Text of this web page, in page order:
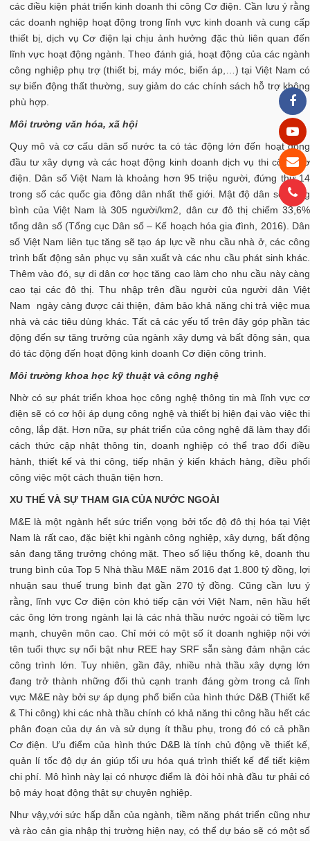
các điều kiện phát triển kinh doanh thi công Cơ điện. Cần lưu ý rằng
các doanh nghiệp hoạt động trong lĩnh vực kinh doanh và cung cấp
thiết bị, dịch vụ Cơ điện lại chịu ảnh hưởng đặc thù liên quan đến
lĩnh vực hoạt động ngành. Theo đánh giá, hoạt động của các ngành
công nghiệp phụ trợ (thiết bị, máy móc, biến áp,…) tại Việt Nam có
sự biến động thất thường, suy giảm do các chính sách hỗ trợ không
phù hợp.
Môi trường văn hóa, xã hội
Quy mô và cơ cấu dân số nước ta có tác động lớn đến hoạt động
đầu tư xây dựng và các hoạt động kinh doanh dịch vụ thi công Cơ
điện. Dân số Việt Nam là khoảng hơn 95 triệu người, đứng thứ 14
trong số các quốc gia đông dân nhất thế giới. Mật độ dân số trung
bình của Việt Nam là 305 người/km2, dân cư đô thị chiếm 33,6%
tổng dân số (Tổng cục Dân số – Kế hoạch hóa gia đình, 2016). Dân
số Việt Nam liên tục tăng sẽ tạo áp lực về nhu cầu nhà ở, các công
trình bất động sản phục vụ sản xuất và các nhu cầu phát sinh khác.
Thêm vào đó, sự di dân cơ học tăng cao làm cho nhu cầu này càng
cao tại các đô thị. Thu nhập trên đầu người của người dân Việt
Nam ngày càng được cải thiện, đảm bảo khả năng chi trả việc mua
nhà và các tiêu dùng khác. Tất cả các yếu tố trên đây góp phần tác
động đến sự tăng trưởng của ngành xây dựng và bất động sản, qua
đó tác động đến hoạt động kinh doanh Cơ điện công trình.
Môi trường khoa học kỹ thuật và công nghệ
Nhờ có sự phát triển khoa học công nghệ thông tin mà lĩnh vực cơ
điện sẽ có cơ hội áp dụng công nghệ và thiết bị hiện đại vào việc thi
công, lắp đặt. Hơn nữa, sự phát triển của công nghệ đã làm thay đổi
cách thức cập nhật thông tin, doanh nghiệp có thể trao đổi điều
hành, thiết kế và thi công, tiếp nhận ý kiến khách hàng, điều phối
công việc một cách thuận tiện hơn.
XU THẾ VÀ SỰ THAM GIA CỦA NƯỚC NGOÀI
M&E là một ngành hết sức triển vọng bởi tốc độ đô thị hóa tại Việt
Nam là rất cao, đặc biệt khi ngành công nghiệp, xây dựng, bất động
sản đang tăng trưởng chóng mặt. Theo số liệu thống kê, doanh thu
trung bình của Top 5 Nhà thầu M&E năm 2016 đạt 1.800 tỷ đồng, lợi
nhuận sau thuế trung bình đạt gần 270 tỷ đồng. Cũng cần lưu ý
rằng, lĩnh vực Cơ điện còn khó tiếp cận với Việt Nam, nên hầu hết
các ông lớn trong ngành lại là các nhà thầu nước ngoài có tiềm lực
mạnh, chuyên môn cao. Chỉ mới có một số ít doanh nghiệp nội với
tên tuổi thực sự nổi bật như REE hay SRF sẵn sàng đảm nhận các
công trình lớn. Tuy nhiên, gần đây, nhiều nhà thầu xây dựng lớn
đang trở thành những đối thủ cạnh tranh đáng gờm trong cả lĩnh
vực M&E này bởi sự áp dụng phổ biến của hình thức D&B (Thiết kế
& Thi công) khi các nhà thầu chính có khả năng thi công hầu hết các
phân đoạn của dự án và sử dụng ít thầu phụ, trong đó có cả phần
Cơ điện. Ưu điểm của hình thức D&B là tính chủ động về thiết kế,
quản lí tốc độ dự án giúp tối ưu hóa quá trình thiết kế để tiết kiệm
chi phí. Mô hình này lại có nhược điểm là đòi hỏi nhà đầu tư phải có
bộ máy hoạt động thật sự chuyên nghiệp.
Như vậy,với sức hấp dẫn của ngành, tiềm năng phát triển cũng như
và rào cản gia nhập thị trường hiện nay, có thể dự báo sẽ có một số